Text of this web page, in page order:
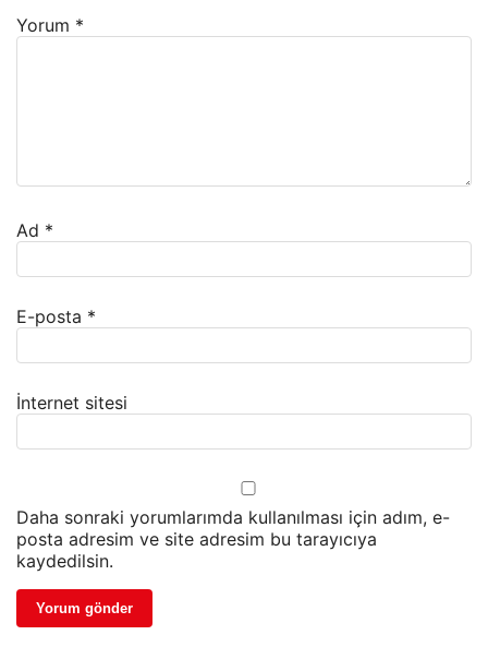
Yorum *
Ad *
E-posta *
İnternet sitesi
Daha sonraki yorumlarımda kullanılması için adım, e-
posta adresim ve site adresim bu tarayıcıya
kaydedilsin.